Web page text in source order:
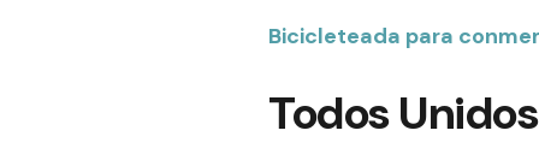
Bicicleteada para
Todos